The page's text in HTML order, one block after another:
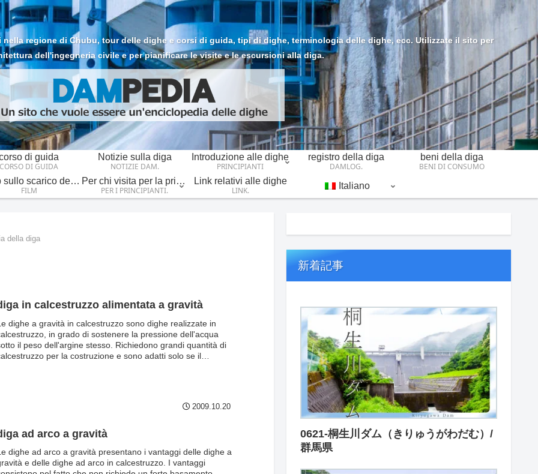
regione di Chubu, tour delle dighe e corsi di guida, tipi di dighe, terminologia delle dighe, ecc. Utilizzate il sito per
dell'ingegneria civile e per pianificare le visite e le escursioni alla diga.
di guida
CORSO DI GUIDA
Notizie sulla diga
NOTIZIE DAM.
Introduzione alle dighe
PRINCIPIANTI
registro della diga
DAMLOG.
beni della diga
BENI DI CONSUMO
Video sullo scarico della diga
FILM
Per chi visita per la prima volta.
PER I PRINCIPIANTI.
Link relativi alle dighe
LINK.
Italiano
della diga
in calcestruzzo alimentata a gravità
dighe a gravità in calcestruzzo sono dighe realizzate in
in grado di sostenere la pressione dell'acqua
il peso dell'argine stesso. Richiedono grandi quantità di
per la costruzione e sono adatti solo se il
2009.10.20
ad arco a gravità
dighe ad arco a gravità presentano i vantaggi delle dighe a
e delle dighe ad arco in calcestruzzo. I vantaggi
新着記事
0621-桐生川ダム（きりゅうがわだむ）/
群馬県